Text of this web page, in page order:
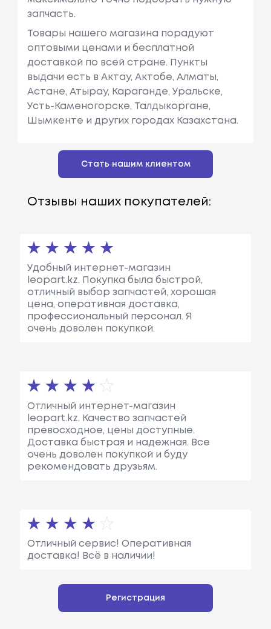
запчасть.
Товары нашего магазина порадуют
оптовыми ценами и бесплатной
доставкой по всей стране. Пункты
выдачи есть в Актау, Актобе, Алматы,
Астане, Атырау, Караганде, Уральске,
Усть-Каменогорске, Талдыкоргане,
Шымкенте и других городах Казахстана.
Стать нашим клиентом
Отзывы наших покупателей:
Удобный интернет-магазин
leopart.kz. Покупка была быстрой,
отличный выбор запчастей, хорошая
цена, оперативная доставка,
профессиональный персонал. Я
очень доволен покупкой.
Отличный интернет-магазин
leopart.kz. Качество запчастей
превосходное, цены доступные.
Доставка быстрая и надежная. Все
очень доволен покупкой и буду
рекомендовать друзьям.
Отличный сервис! Оперативная
доставка! Всё в наличии!
Регистрация